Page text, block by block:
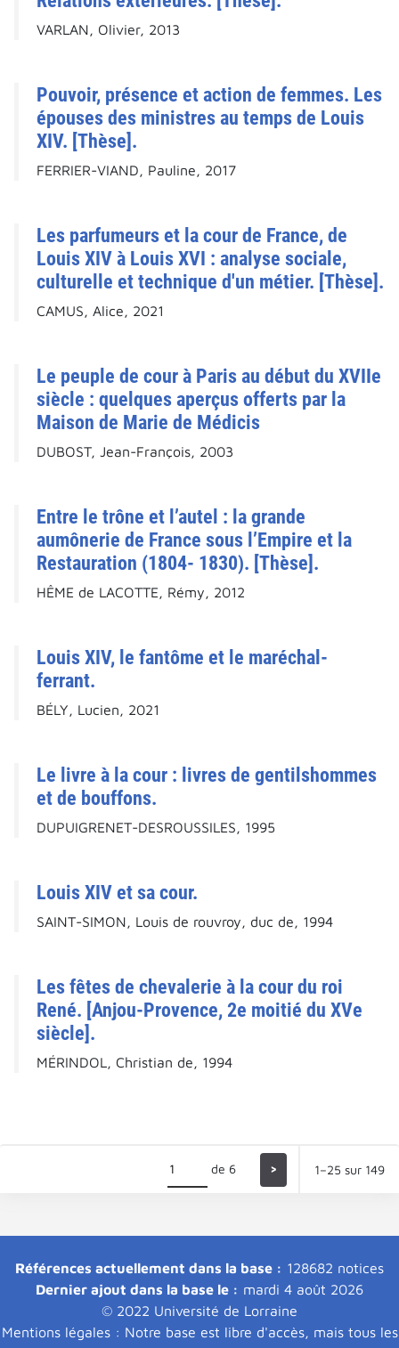
VARLAN, Olivier, 2013
Pouvoir, présence et action de femmes. Les
épouses des ministres au temps de Louis
XIV. [Thèse].
FERRIER-VIAND, Pauline, 2017
Les parfumeurs et la cour de France, de
Louis XIV à Louis XVI : analyse sociale,
culturelle et technique d'un métier. [Thèse].
CAMUS, Alice, 2021
Le peuple de cour à Paris au début du XVIIe
siècle : quelques aperçus offerts par la
Maison de Marie de Médicis
DUBOST, Jean-François, 2003
Entre le trône et l’autel : la grande
aumônerie de France sous l’Empire et la
Restauration (1804- 1830). [Thèse].
HÊME de LACOTTE, Rémy, 2012
Louis XIV, le fantôme et le maréchal-
ferrant.
BÉLY, Lucien, 2021
Le livre à la cour : livres de gentilshommes
et de bouffons.
DUPUIGRENET-DESROUSSILES, 1995
Louis XIV et sa cour.
SAINT-SIMON, Louis de rouvroy, duc de, 1994
Les fêtes de chevalerie à la cour du roi
René. [Anjou-Provence, 2e moitié du XVe
siècle].
MÉRINDOL, Christian de, 1994
de 6 > 1–25 sur 149
Références actuellement dans la base : 128682 notices
Dernier ajout dans la base le : mardi 4 août 2026
© 2022 Université de Lorraine
Mentions légales : Notre base est libre d'accès, mais tous les